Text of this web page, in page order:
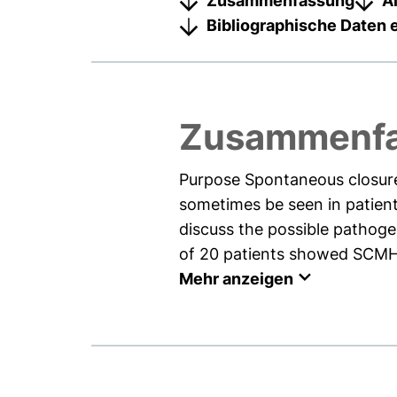
Bibliographische Daten
Purpose Spontaneous
sometimes be seen in
discuss the possible
of 20 patients showed
Mehr anzeigen